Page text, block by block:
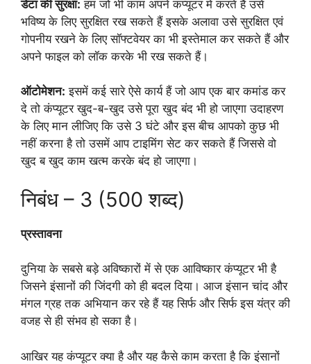
डेटा की सुरक्षा: हम जो भी काम अपने कंप्यूटर में करते हैं उसे
भविष्य के लिए सुरक्षित रख सकते हैं इसके अलावा उसे सुरक्षित एवं
गोपनीय रखने के लिए सॉफ्टवेयर का भी इस्तेमाल कर सकते हैं और
अपने फाइल को लॉक करके भी रख सकते हैं।
ऑटोमेशन: इसमें कई सारे ऐसे कार्य हैं जो आप एक बार कमांड कर
दे तो कंप्यूटर खुद-ब-खुद उसे पूरा खुद बंद भी हो जाएगा उदाहरण
के लिए मान लीजिए कि उसे 3 घंटे और इस बीच आपको कुछ भी
नहीं करना है तो उसमें आप टाइमिंग सेट कर सकते हैं जिससे वो
खुद ब खुद काम खत्म करके बंद हो जाएगा।
निबंध – 3 (500 शब्द)
प्रस्तावना
दुनिया के सबसे बड़े अविष्कारों में से एक आविष्कार कंप्यूटर भी है
जिसने इंसानों की जिंदगी को ही बदल दिया। आज इंसान चांद और
मंगल ग्रह तक अभियान कर रहे हैं यह सिर्फ और सिर्फ इस यंत्र की
वजह से ही संभव हो सका है।
आखिर यह कंप्यूटर क्या है और यह कैसे काम करता है कि इंसानों